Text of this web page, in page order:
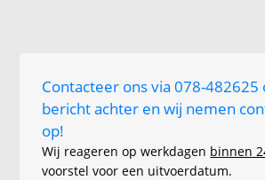
Contacteer ons via 078-482625
bericht achter en wij nemen
op!
Wij reageren op werkdagen binnen
voorstel voor een uitvoerdatum.